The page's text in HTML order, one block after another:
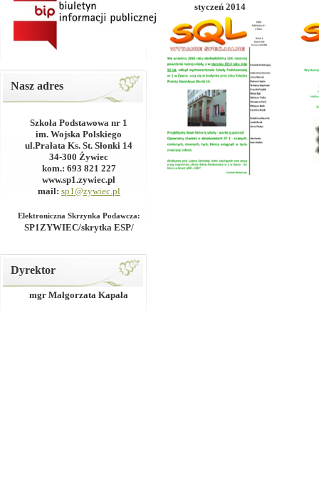
Nasz adres
Szkoła Podstawowa nr 1
im. Wojska Polskiego
ul.Prałata Ks. St. Słonki 14
34-300 Żywiec
kom.: 693 821 227
www.sp1.zywiec.pl
mail: sp1@zywiec.pl
Elektroniczna Skrzynka Podawcza:
SP1ZYWIEC/skrytka ESP/
Dyrektor
mgr Małgorzata Kapała
styczeń 2014